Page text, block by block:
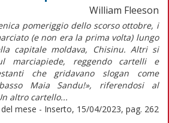
William Fleeson
pomeriggio dello scorso ottobre, i
(e non era la prima volta) lungo
capitale moldava, Chisinu. Altri si
marciapiede, reggendo cartelli e
che gridavano slogan come
Maia Sandu!», riferendosi al
altro cartello...
mese - Inserto, 15/04/2023, pag. 262